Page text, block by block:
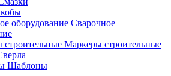
Сварочное
Маркеры строительные
Шаблоны